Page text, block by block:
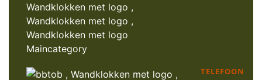
TELEFOON